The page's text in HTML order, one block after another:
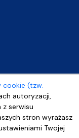
cookie (tzw.
autoryzacji,
serwisu
stron wyrażasz
Twojej